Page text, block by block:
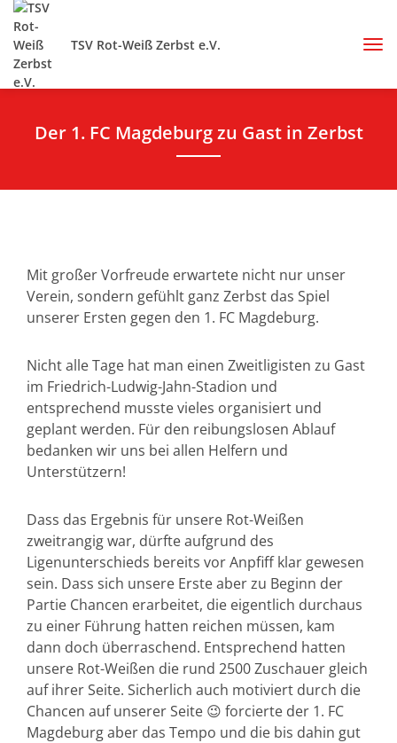
TSV Rot-Weiß Zerbst e.V.
Der 1. FC Magdeburg zu Gast in Zerbst
Mit großer Vorfreude erwartete nicht nur unser
Verein, sondern gefühlt ganz Zerbst das Spiel
unserer Ersten gegen den 1. FC Magdeburg.
Nicht alle Tage hat man einen Zweitligisten zu Gast
im Friedrich-Ludwig-Jahn-Stadion und
entsprechend musste vieles organisiert und
geplant werden. Für den reibungslosen Ablauf
bedanken wir uns bei allen Helfern und
Unterstützern!
Dass das Ergebnis für unsere Rot-Weißen
zweitrangig war, dürfte aufgrund des
Ligenunterschieds bereits vor Anpfiff klar gewesen
sein. Dass sich unsere Erste aber zu Beginn der
Partie Chancen erarbeitet, die eigentlich durchaus
zu einer Führung hatten reichen müssen, kam
dann doch überraschend. Entsprechend hatten
unsere Rot-Weißen die rund 2500 Zuschauer gleich
auf ihrer Seite. Sicherlich auch motiviert durch die
Chancen auf unserer Seite 😉 forcierte der 1. FC
Magdeburg aber das Tempo und die bis dahin gut